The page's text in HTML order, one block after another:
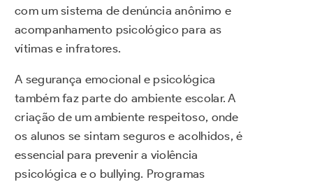
com um sistema de denúncia anônimo e
acompanhamento psicológico para as
vítimas e infratores.
A segurança emocional e psicológica
também faz parte do ambiente escolar. A
criação de um ambiente respeitoso, onde
os alunos se sintam seguros e acolhidos, é
essencial para prevenir a violência
psicológica e o bullying. Programas